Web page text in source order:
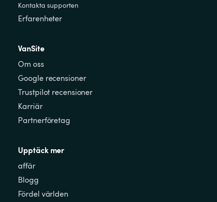
Kontakta supporten
Erfarenheter
VanSite
Om oss
Google recensioner
Trustpilot recensioner
Karriär
Partnerföretag
Upptäck mer
affär
Blogg
Fördel världen